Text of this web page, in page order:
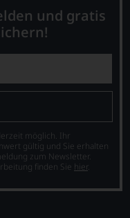
und gratis
möglich. Ihr
gültig und Sie erhalten
zum Newsletter.
finden Sie hier.